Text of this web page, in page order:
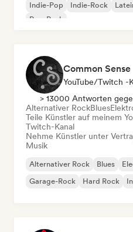
Indie-Pop
Indie-Rock
Pop-Punk
Common Sense
YouTube/Twitch -
> 13000 Antworten
Alternativer RockBlues
Teile Künstler auf meinem
Twitch-Kanal
Nehme Künstler unter
Musik
Alternativer Rock Blues
Garage-Rock
Hard Rock